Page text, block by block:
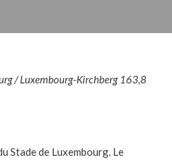
/ Luxembourg-Kirchberg 163,8
Stade de Luxembourg. Le